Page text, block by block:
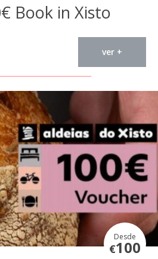
Book in Xisto
ver +
Desde
€100